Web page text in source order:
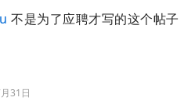
不是为了应聘才写的这个帖
31日